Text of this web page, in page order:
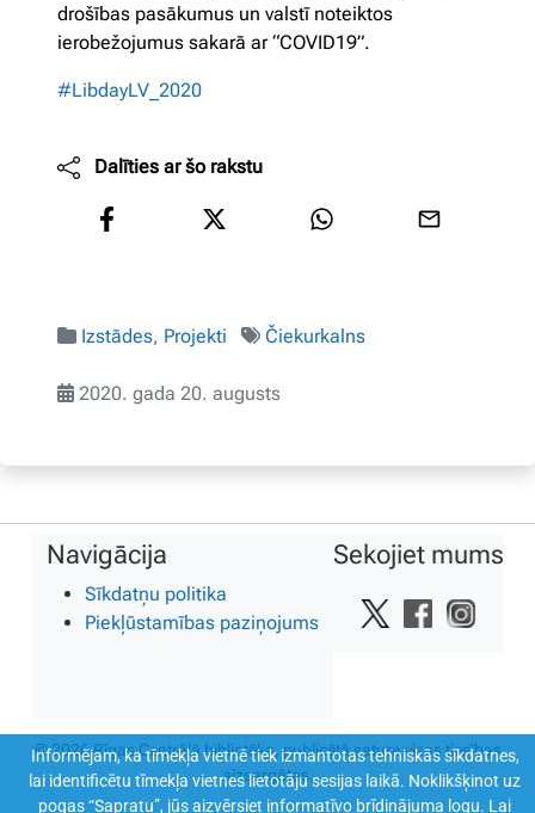
drošības pasākumus un valstī noteiktos
ierobežojumus sakarā ar “COVID19”.
#LibdayLV_2020
Dalīties ar šo rakstu
Izstādes, Projekti Čiekurkalns
2020. gada 20. augusts
Navigācija
Sīkdatņu politika
Piekļūstamības paziņojums
Sekojiet mums
© 2026 Rīgas Centrālā bibliotēka, publicētā satura visas tiesības
aizsargātas.
Informējam, ka tīmekļa vietnē tiek izmantotas tehniskās sīkdatnes,
lai identificētu tīmekļa vietnes lietotāju sesijas laikā. Noklikšķinot uz
pogas “Sapratu”, jūs aizvērsiet informatīvo brīdinājuma logu. Lai